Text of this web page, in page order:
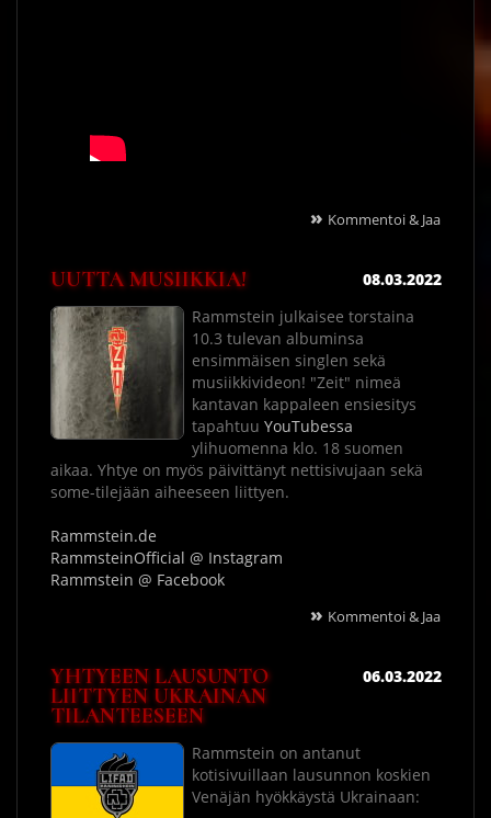
» Kommentoi & Jaa
UUTTA MUSIIKKIA!
08.03.2022
Rammstein julkaisee torstaina
10.3 tulevan albuminsa
ensimmäisen singlen sekä
musiikkivideon! "Zeit" nimeä
kantavan kappaleen ensiesitys
tapahtuu YouTubessa
ylihuomenna klo. 18 suomen
aikaa. Yhtye on myös päivittänyt nettisivujaan sekä
some-tilejään aiheeseen liittyen.
Rammstein.de
RammsteinOfficial @ Instagram
Rammstein @ Facebook
» Kommentoi & Jaa
YHTYEEN LAUSUNTO
LIITTYEN UKRAINAN
TILANTEESEEN
06.03.2022
Rammstein on antanut
kotisivuillaan lausunnon koskien
Venäjän hyökkäystä Ukrainaan: